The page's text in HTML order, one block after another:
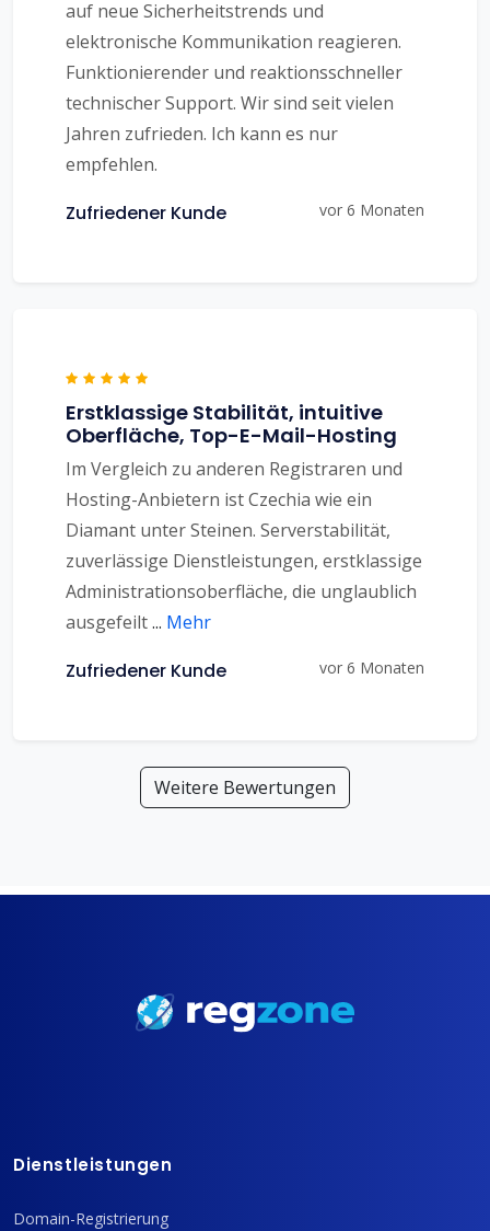
auf neue Sicherheitstrends und
elektronische Kommunikation reagieren.
Funktionierender und reaktionsschneller
technischer Support. Wir sind seit vielen
Jahren zufrieden. Ich kann es nur
empfehlen.
Zufriedener Kunde vor 6 Monaten
Erstklassige Stabilität, intuitive
Oberfläche, Top-E-Mail-Hosting
Im Vergleich zu anderen Registraren und
Hosting-Anbietern ist Czechia wie ein
Diamant unter Steinen. Serverstabilität,
zuverlässige Dienstleistungen, erstklassige
Administrationsoberfläche, die unglaublich
ausgefeilt... Mehr
Zufriedener Kunde vor 6 Monaten
Weitere Bewertungen
Dienstleistungen
Domain-Registrierung